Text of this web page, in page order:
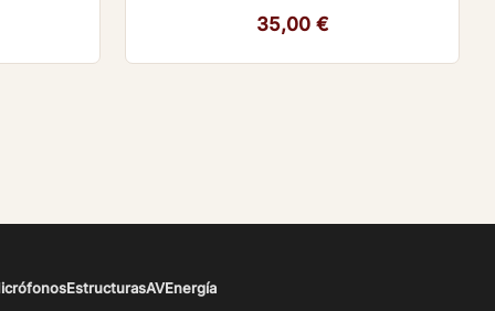
35,00 €
EstructurasAVEnergía